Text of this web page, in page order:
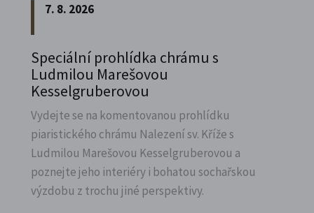
7. 8. 2026
Speciální prohlídka chrámu s
Ludmilou Marešovou
Kesselgruberovou
Vydejte se na komentovanou prohlídku
piaristického chrámu Nalezení sv. Kříže s
Ludmilou Marešovou Kesselgruberovou a
poznejte jeho interiéry i bohatou sochařskou
výzdobu z trochu jiné perspektivy.